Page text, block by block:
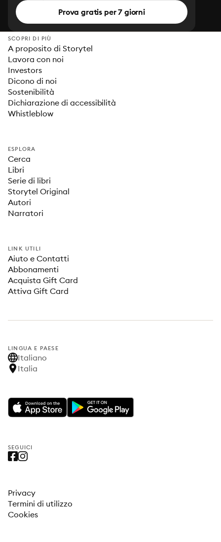
Prova gratis per 7 giorni
SCOPRI DI PIÙ
A proposito di Storytel
Lavora con noi
Investors
Dicono di noi
Sostenibilità
Dichiarazione di accessibilità
Whistleblow
ESPLORA
Cerca
Libri
Serie di libri
Storytel Original
Autori
Narratori
LINK UTILI
Aiuto e Contatti
Abbonamenti
Acquista Gift Card
Attiva Gift Card
LINGUA E PAESE
Italiano
Italia
SEGUICI
Privacy
Termini di utilizzo
Cookies